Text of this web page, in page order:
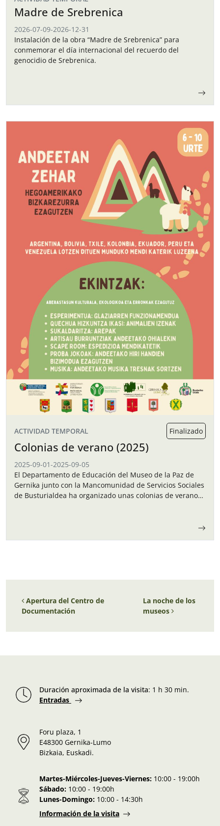
Madre de Srebrenica
2026-07-09-2026-12-31
Instalación de la obra “Madre de Srebrenica” para
conmemorar el día internacional del recuerdo del
genocidio de Srebrenica.
ACTIVIDAD TEMPORAL Finalizado
Colonias de verano (2025)
2025-09-01-2025-09-05
El Departamento de Educación del Museo de la Paz de
Gernika junto con la Mancomunidad de Servicios Sociales
de Busturialdea ha organizado unas colonias de verano
Navegación de entradas
Apertura del Centro de
Documentación
La noche de los
museos
Duración aproximada de la visita: 1 h 30 min.
Entradas
Foru plaza, 1
E48300 Gernika-Lumo
Bizkaia, Euskadi.
Martes-Miércoles-Jueves-Viernes: 10:00 - 19:00h
Sábado: 10:00 - 19:00h
Lunes-Domingo: 10:00 - 14:30h
Información de la visita